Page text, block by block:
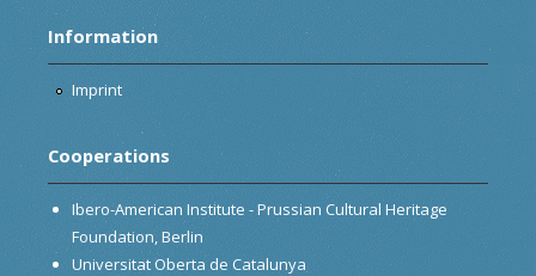
Information
Imprint
Cooperations
Ibero-American Institute - Prussian Cultural Heritage
Foundation, Berlin
Universitat Oberta de Catalunya